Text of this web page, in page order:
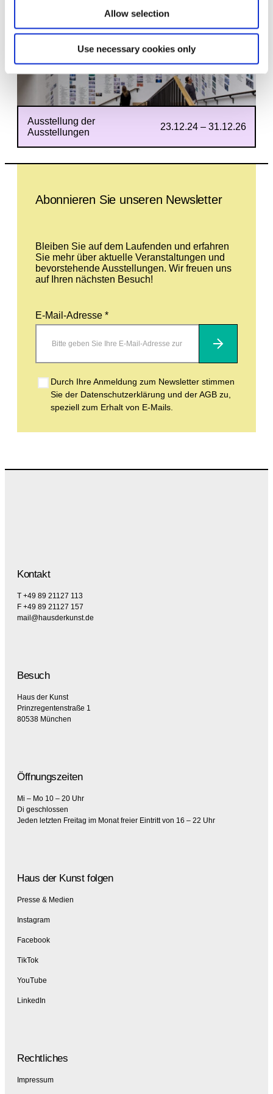
Allow selection
Use necessary cookies only
Ausstellung der
Ausstellungen
23.12.24 – 31.12.26
Abonnieren Sie unseren Newsletter
Bleiben Sie auf dem Laufenden und erfahren
Sie mehr über aktuelle Veranstaltungen und
bevorstehende Ausstellungen. Wir freuen uns
auf Ihren nächsten Besuch!
E-Mail-Adresse *
Abonnieren
Durch Ihre Anmeldung zum Newsletter stimmen
Sie der Datenschutzerklärung und der AGB zu,
speziell zum Erhalt von E-Mails.
Kontakt
T +49 89 21127 113
F +49 89 21127 157
mail@hausderkunst.de
Besuch
Haus der Kunst
Prinzregentenstraße 1
80538 München
Öffnungszeiten
Mi – Mo 10 – 20 Uhr
Di geschlossen
Jeden letzten Freitag im Monat freier Eintritt von 16 – 22 Uhr
Haus der Kunst folgen
Presse & Medien
Instagram
Facebook
TikTok
YouTube
LinkedIn
Rechtliches
Impressum